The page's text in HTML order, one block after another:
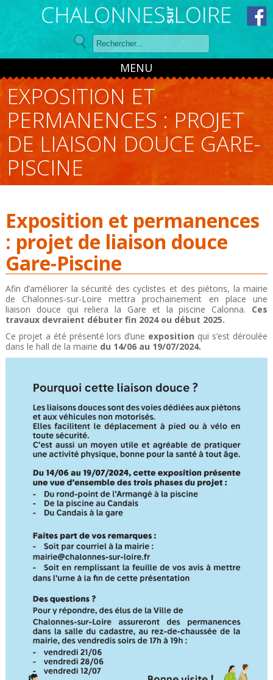
Panneau de gestion des cookies
MENU
EXPOSITION ET
PERMANENCES : PROJET
DE LIAISON DOUCE GARE-
PISCINE
Exposition et permanences
: projet de liaison douce
Gare-Piscine
Afin d’améliorer la sécurité des cyclistes et des piétons, la mairie
de Chalonnes-sur-Loire mettra prochainement en place une
liaison douce qui reliera la Gare et la piscine Calonna. Ces
travaux devraient débuter fin 2024 ou début 2025.
Ce projet a été présenté lors d’une exposition qui s’est déroulée
dans le hall de la mairie du 14/06 au 19/07/2024.